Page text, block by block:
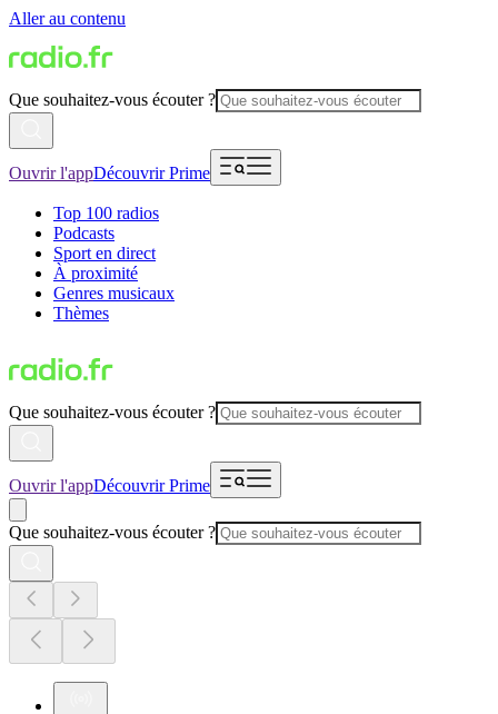
Aller au contenu
Que souhaitez-vous écouter ?
Ouvrir l'appDécouvrir Prime
Top 100 radios
Podcasts
Sport en direct
À proximité
Genres musicaux
Thèmes
Que souhaitez-vous écouter ?
Ouvrir l'appDécouvrir Prime
Que souhaitez-vous écouter ?